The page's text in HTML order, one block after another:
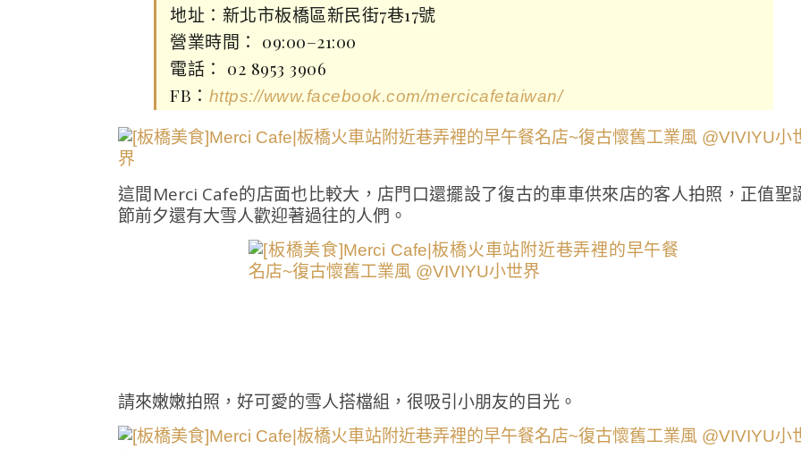
地址：新北市板橋區新民街7巷17號
營業時間： 09:00–21:00
電話： 02 8953 3906
FB： https://www.facebook.com/mercicafetaiwan/
這間Merci Cafe的店面也比較大，店門口還擺設了復古的車車供來店的客人拍照，正值聖
節前夕還有大雪人歡迎著過往的人們。
請來嫩嫩拍照，好可愛的雪人搭檔組，很吸引小朋友的目光。